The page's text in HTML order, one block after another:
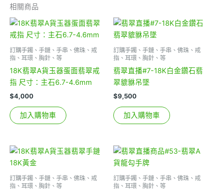
相關商品
訂購手鐲、手鏈、手串、佛珠、戒
指、耳環、胸針、等
18K翡翠A貨玉器蛋面翡翠戒
指 尺寸：主石6.7-4.6mm
$4,000
加入購物車
訂購手鐲、手鏈、手串、佛珠、戒
指、耳環、胸針、等
翡翠直播#7-18K白金鑽石翡
翠貔貅吊墜
$9,500
加入購物車
訂購手鐲、手鏈、手串、佛珠、戒
指、耳環、胸針、等
訂購手鐲、手鏈、手串、佛珠、戒
指、耳環、胸針、等